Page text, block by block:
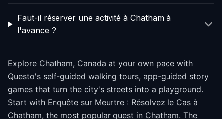
Faut-il réserver une activité à Chatham à
l'avance ?
Explore Chatham, Canada at your own pace with
Questo's self-guided walking tours, app-guided story
games that turn the city's streets into a playground.
Start with Enquête sur Meurtre : Résolvez le Cas à
Chatham, the most popular quest in Chatham. The